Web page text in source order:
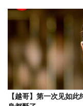
【越哥】第一次见如